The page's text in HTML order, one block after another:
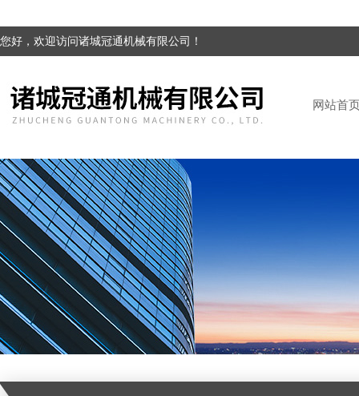
您好，欢迎访问诸城冠通机械有限公司！
网站首